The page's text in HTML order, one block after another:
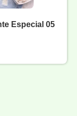
Especial 05